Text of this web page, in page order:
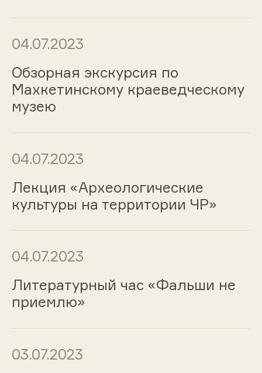
04.07.2023
Обзорная экскурсия по
Махкетинскому краеведческому
музею
04.07.2023
Лекция «Археологические
культуры на территории ЧР»
04.07.2023
Литературный час «Фальши не
приемлю»
03.07.2023